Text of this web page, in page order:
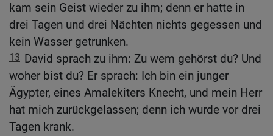
kam sein Geist wieder zu ihm; denn er hatte in
drei Tagen und drei Nächten nichts gegessen und
kein Wasser getrunken.
13 David sprach zu ihm: Zu wem gehörst du? Und
woher bist du? Er sprach: Ich bin ein junger
Ägypter, eines Amalekiters Knecht, und mein Herr
hat mich zurückgelassen; denn ich wurde vor drei
Tagen krank.